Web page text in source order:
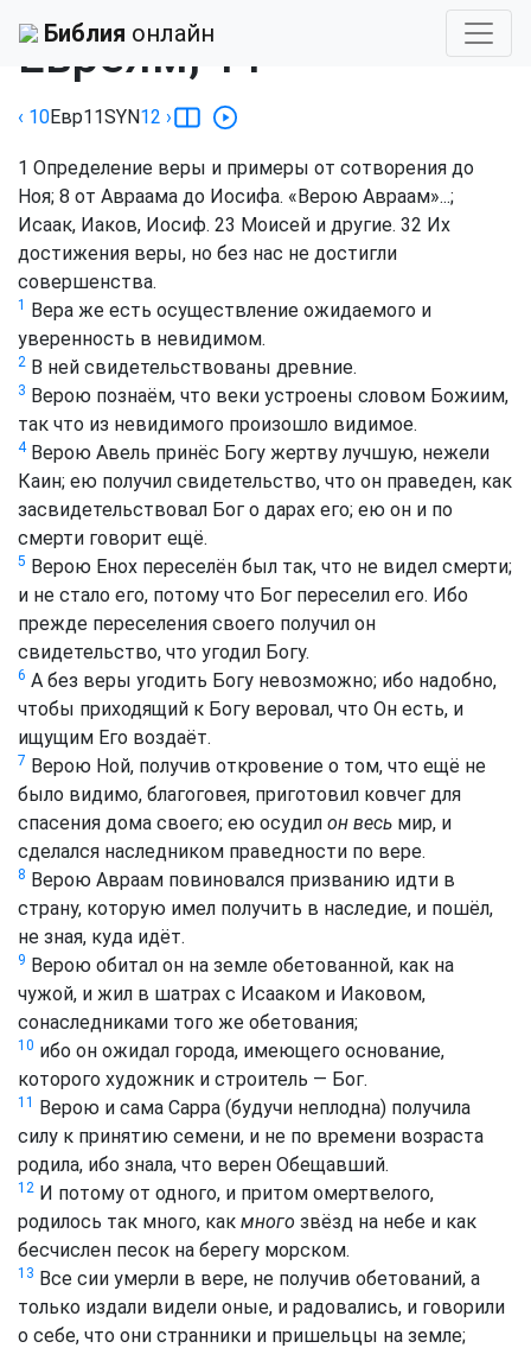
Библия онлайн
Евреям, 11
‹ 10Евр11SYN12 ›
1 Определение веры и примеры от сотворения до
Ноя; 8 от Авраама до Иосифа. «Верою Авраам»...;
Исаак, Иаков, Иосиф. 23 Моисей и другие. 32 Их
достижения веры, но без нас не достигли
совершенства.
1 Вера же есть осуществление ожидаемого и
уверенность в невидимом.
2 В ней свидетельствованы древние.
3 Верою познаём, что веки устроены словом Божиим,
так что из невидимого произошло видимое.
4Верою Авель принёс Богу жертву лучшую, нежели
Каин; ею получил свидетельство, что он праведен, как
засвидетельствовал Бог о дарах его; ею он и по
смерти говорит ещё.
5 Верою Енох переселён был так, что не видел смерти;
и не стало его, потому что Бог переселил его. Ибо
прежде переселения своего получил он
свидетельство, что угодил Богу.
6 А без веры угодить Богу невозможно; ибо надобно,
чтобы приходящий к Богу веровал, что Он есть, и
ищущим Его воздаёт.
7 Верою Ной, получив откровение о том, что ещё не
было видимо, благоговея, приготовил ковчег для
спасения дома своего; ею осудил он весь мир, и
сделался наследником праведности по вере.
8 Верою Авраам повиновался призванию идти в
страну, которую имел получить в наследие, и пошёл,
не зная, куда идёт.
9 Верою обитал он на земле обетованной, как на
чужой, и жил в шатрах с Исааком и Иаковом,
сонаследниками того же обетования;
10 ибо он ожидал города, имеющего основание,
которого художник и строитель — Бог.
11 Верою и сама Сарра (будучи неплодна) получила
силу к принятию семени, и не по времени возраста
родила, ибо знала, что верен Обещавший.
12 И потому от одного, и притом омертвелого,
родилось так много, как много звёзд на небе и как
бесчислен песок на берегу морском.
13 Все сии умерли в вере, не получив обетований, а
только издали видели оные, и радовались, и говорили
о себе, что они странники и пришельцы на земле;